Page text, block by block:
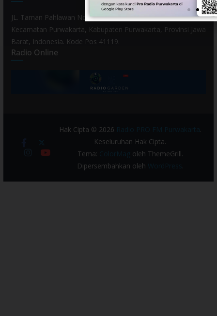
JL. Taman Pahlawan No. 80, Kelurahan Purwamekar,
Kecamatan Purwakarta, Kabupaten Purwakarta, Provinsi Jawa
Barat, Indonesia. Kode Pos 41119.
Radio Online
Hak Cipta © 2026 Radio PRO FM Purwakarta.
Keseluruhan Hak Cipta.
Tema: ColorMagoleh ThemeGrill.
Dipersembahkan oleh WordPress .